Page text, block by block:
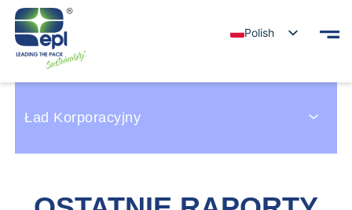
Polish
Ład Korporacyjny